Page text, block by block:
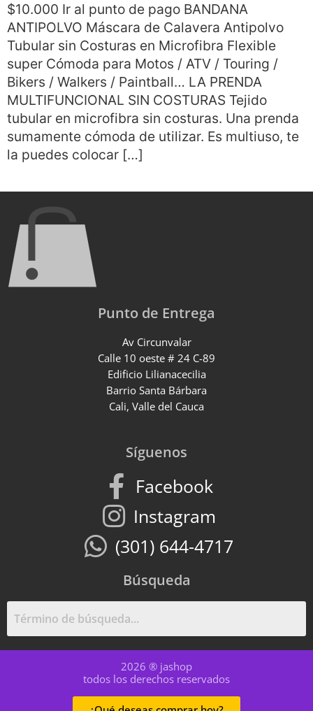
$10.000 Ir al punto de pago BANDANA
ANTIPOLVO Máscara de Calavera Antipolvo
Tubular sin Costuras en Microfibra Flexible
super Cómoda para Motos / ATV / Touring /
Bikers / Walkers / Paintball… LA PRENDA
MULTIFUNCIONAL SIN COSTURAS Tejido
tubular en microfibra sin costuras. Una prenda
sumamente cómoda de utilizar. Es multiuso, te
la puedes colocar […]
Punto de Entrega
Av Circunvalar
Calle 10 oeste # 24 C-89
Edificio Lilianacecilia
Barrio Santa Bárbara
Cali, Valle del Cauca
Síguenos
Facebook
Instagram
(301) 644-4717
Búsqueda
2026 ® jashop
todos los derechos reservados